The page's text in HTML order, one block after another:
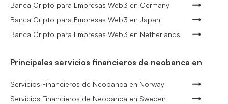
Banca Cripto para Empresas Web3 en Germany
Banca Cripto para Empresas Web3 en Japan
Banca Cripto para Empresas Web3 en Netherlands
Principales servicios financieros de neobanca en
Servicios Financieros de Neobanca en Norway
Servicios Financieros de Neobanca en Sweden